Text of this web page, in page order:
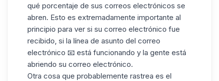
qué porcentaje de sus correos electrónicos se
abren. Esto es extremadamente importante al
principio para ver si su correo electrónico fue
recibido, si la línea de asunto del correo
electrónico 📧 está funcionando y la gente está
abriendo su correo electrónico.
Otra cosa que probablemente rastrea es el